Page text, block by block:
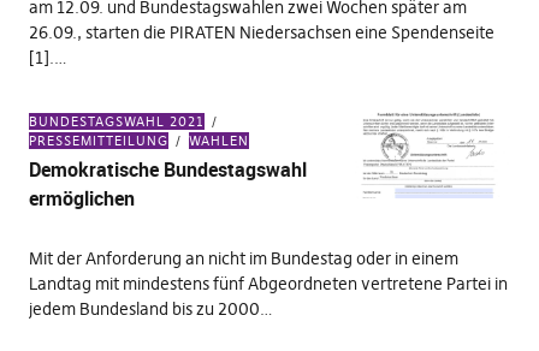
am 12.09. und Bundestagswahlen zwei Wochen später am
26.09., starten die PIRATEN Niedersachsen eine Spendenseite
[1].…
BUNDESTAGSWAHL 2021
PRESSEMITTEILUNG
WAHLEN
Demokratische Bundestagswahl
ermöglichen
Mit der Anforderung an nicht im Bundestag oder in einem
Landtag mit mindestens fünf Abgeordneten vertretene Partei in
jedem Bundesland bis zu 2000…